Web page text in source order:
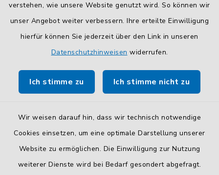
verstehen, wie unsere Website genutzt wird. So können wir
unser Angebot weiter verbessern. Ihre erteilte Einwilligung
hierfür können Sie jederzeit über den Link in unseren
Datenschutzhinweisen widerrufen.
Ich stimme zu Ich stimme nicht zu
Wir weisen darauf hin, dass wir technisch notwendige
Cookies einsetzen, um eine optimale Darstellung unserer
Website zu ermöglichen. Die Einwilligung zur Nutzung
weiterer Dienste wird bei Bedarf gesondert abgefragt.
Kontaktformular
SicheresKontaktformularmit BayernID verwenden.
So finden Sie uns.